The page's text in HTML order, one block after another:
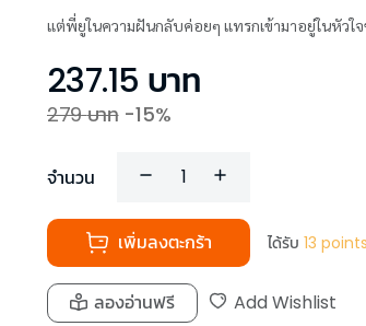
แต่พี่ยูในความฝันกลับค่อยๆ แทรกเข้ามาอยู่ในหัวใ
237.15 บาท
279บาท -15%
จำนวน
เพิ่มลงตะกร้า ได้รับ 13 points
ลองอ่านฟรี Add Wishlist